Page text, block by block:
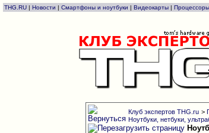
THG.RU | Новости | Смартфоны и ноутбуки | Видеокарты | Процессоры
Клуб экспертов THG.ru >
Ноутбуки, нетбуки,